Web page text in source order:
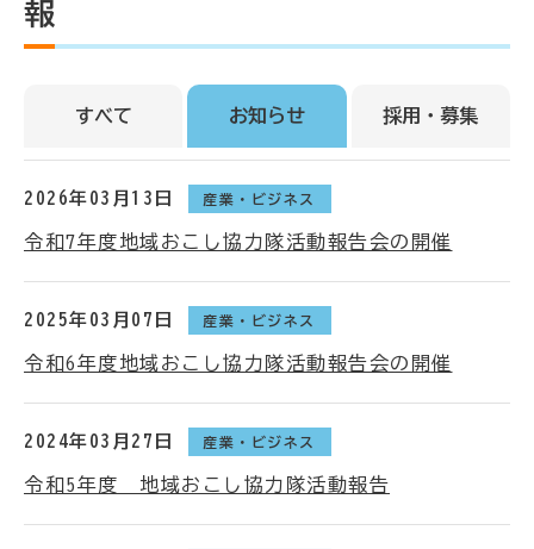
報
すべて お知らせ 採用・募集
2026年03月13日 産業・ビジネス
令和7年度地域おこし協力隊活動報告会の開催
2025年03月07日 産業・ビジネス
令和6年度地域おこし協力隊活動報告会の開催
2024年03月27日 産業・ビジネス
令和5年度 地域おこし協力隊活動報告